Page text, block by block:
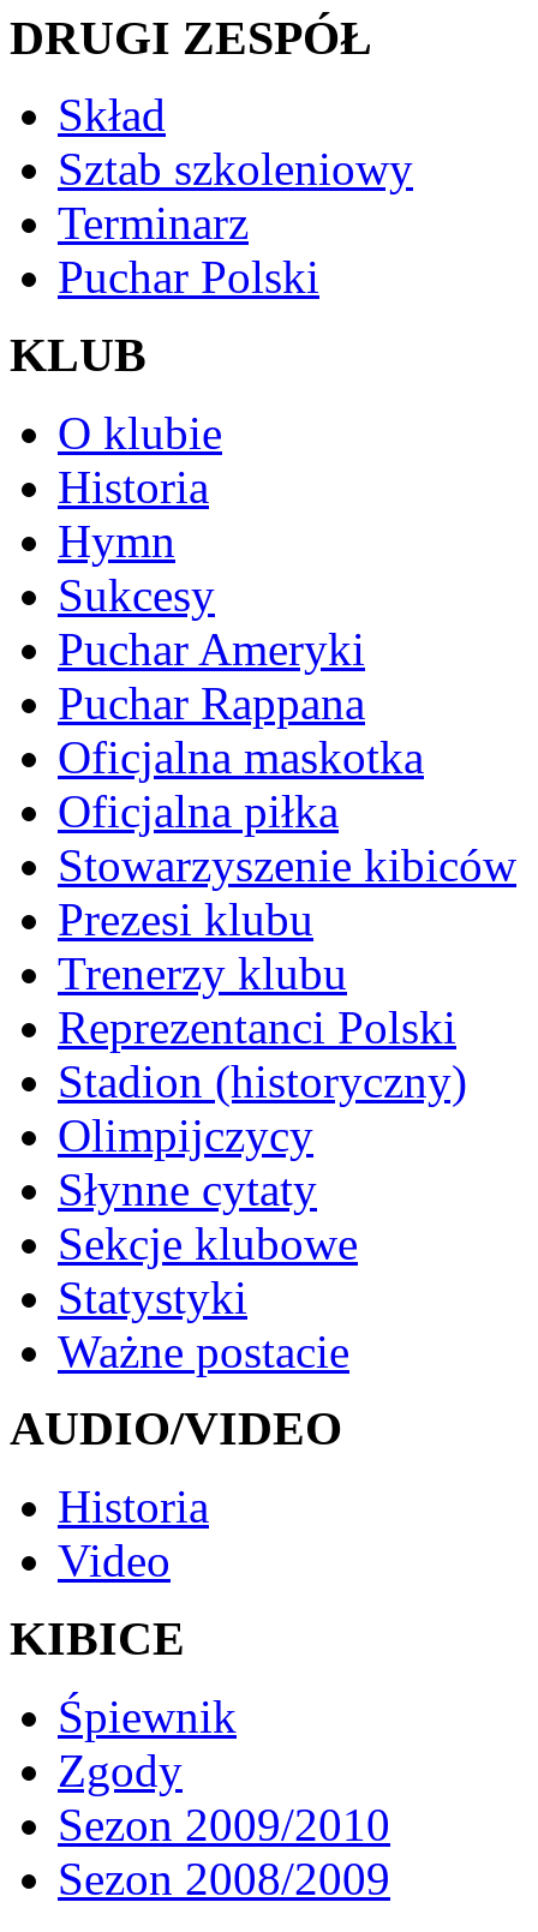
DRUGI ZESPÓŁ
Skład
Sztab szkoleniowy
Terminarz
Puchar Polski
KLUB
O klubie
Historia
Hymn
Sukcesy
Puchar Ameryki
Puchar Rappana
Oficjalna maskotka
Oficjalna piłka
Stowarzyszenie kibiców
Prezesi klubu
Trenerzy klubu
Reprezentanci Polski
Stadion (historyczny)
Olimpijczycy
Słynne cytaty
Sekcje klubowe
Statystyki
Ważne postacie
AUDIO/VIDEO
Historia
Video
KIBICE
Śpiewnik
Zgody
Sezon 2009/2010
Sezon 2008/2009